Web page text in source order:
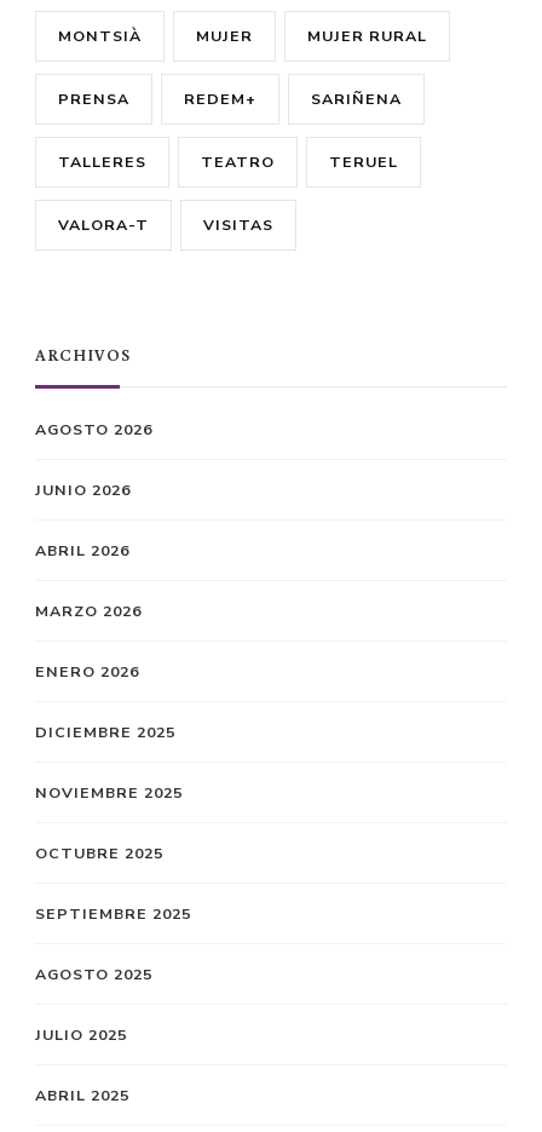
MONTSIÀ MUJER MUJER RURAL
PRENSA REDEM+ SARIÑENA
TALLERES TEATRO TERUEL
VALORA-T VISITAS
ARCHIVOS
AGOSTO 2026
JUNIO 2026
ABRIL 2026
MARZO 2026
ENERO 2026
DICIEMBRE 2025
NOVIEMBRE 2025
OCTUBRE 2025
SEPTIEMBRE 2025
AGOSTO 2025
JULIO 2025
ABRIL 2025